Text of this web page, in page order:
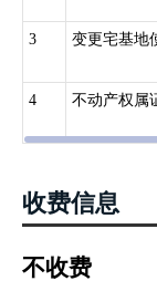
国务院确定的重点
土资源主管部门会
请变更登记：（一
状况变更的；（三
的；（七）地役权
利转移的变更情形
3 变更宅基地
4 不动产权属
收费信息
不收费